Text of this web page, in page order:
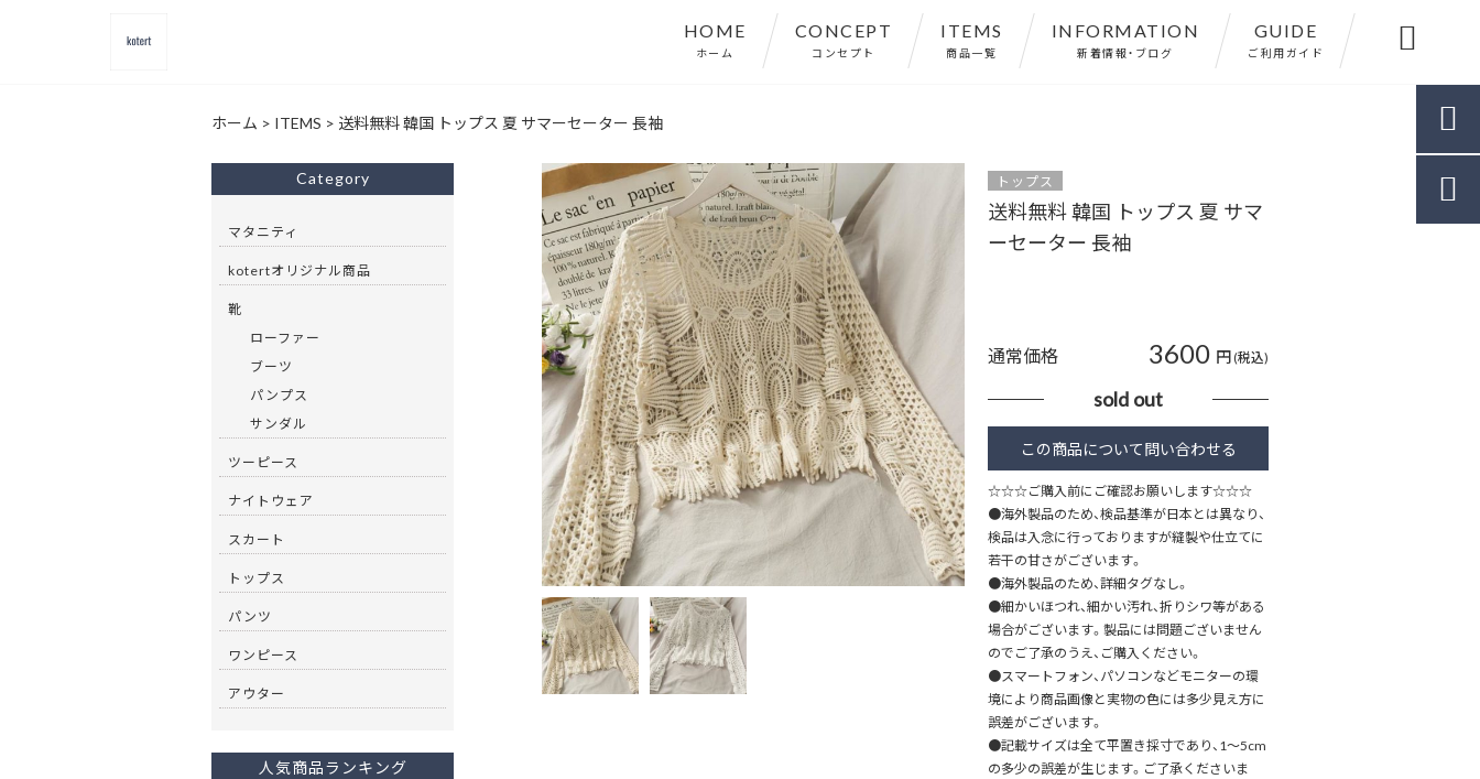
HOME
ホーム
CONCEPT
コンセプト
ITEMS
商品一覧
INFORMATION
新着情報・ブログ
GUIDE
ご利用ガイド 
ホーム > ITEMS > 送料無料 韓国 トップス 夏 サマーセーター 長袖
トップス
送料無料 韓国 トップス 夏 サマ
ーセーター 長袖
通常価格 3600 円(税込)
sold out
☆☆☆ご購入前にご確認お願いします☆☆☆
●海外製品のため、検品基準が日本とは異なり、
検品は入念に行っておりますが縫製や仕立てに
若干の甘さがございます。
●海外製品のため、詳細タグなし。
●細かいほつれ、細かい汚れ、折りシワ等がある
場合がございます。製品には問題ございません
のでご了承のうえ、ご購入ください。
●スマートフォン、パソコンなどモニターの環
境により商品画像と実物の色には多少見え方に
誤差がございます。
●記載サイズは全て平置き採寸であり、1～5cm
の多少の誤差が生じます。ご了承くださいま
Category
マタニティ
kotertオリジナル商品
靴
ローファー
ブーツ
パンプス
サンダル
ツーピース
ナイトウェア
スカート
トップス
パンツ
ワンピース
アウター
人気商品ランキング

